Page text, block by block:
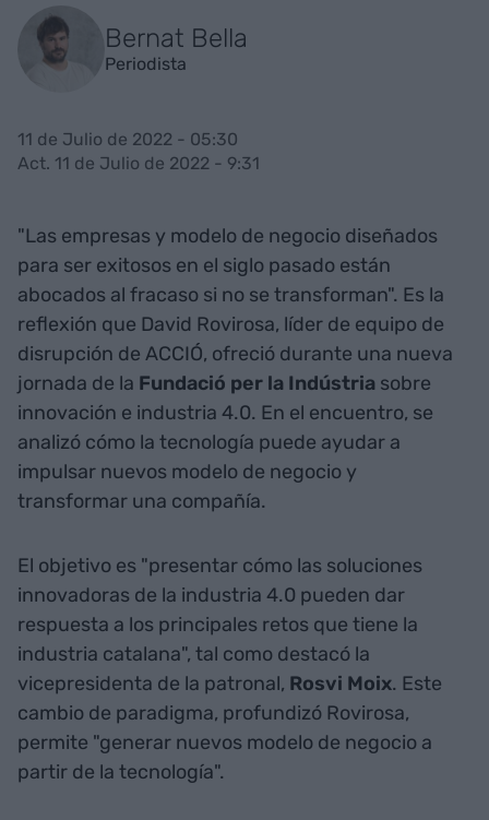
Bernat Bella
Periodista
11 de Julio de 2022 - 05:30
Act. 11 de Julio de 2022 - 9:31
"Las empresas y modelo de negocio diseñados
para ser exitosos en el siglo pasado están
abocados al fracaso si no se transforman". Es la
reflexión que David Rovirosa, líder de equipo de
disrupción de ACCIÓ, ofreció durante una nueva
jornada de la Fundació per la Indústria sobre
innovación e industria 4.0. En el encuentro, se
analizó cómo la tecnología puede ayudar a
impulsar nuevos modelo de negocio y
transformar una compañía.
El objetivo es "presentar cómo las soluciones
innovadoras de la industria 4.0 pueden dar
respuesta a los principales retos que tiene la
industria catalana", tal como destacó la
vicepresidenta de la patronal, Rosvi Moix. Este
cambio de paradigma, profundizó Rovirosa,
permite "generar nuevos modelo de negocio a
partir de la tecnología".